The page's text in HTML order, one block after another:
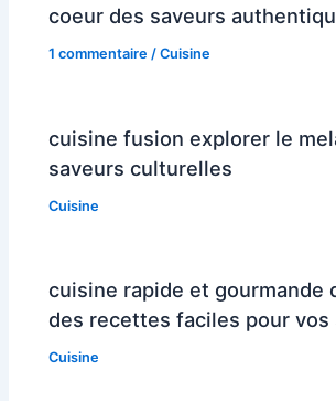
coeur des saveurs
1 commentaire /Cuisine
cuisine fusion explorer le
saveurs culturelles
Cuisine
cuisine rapide et gourmande
des recettes faciles pour vos
Cuisine